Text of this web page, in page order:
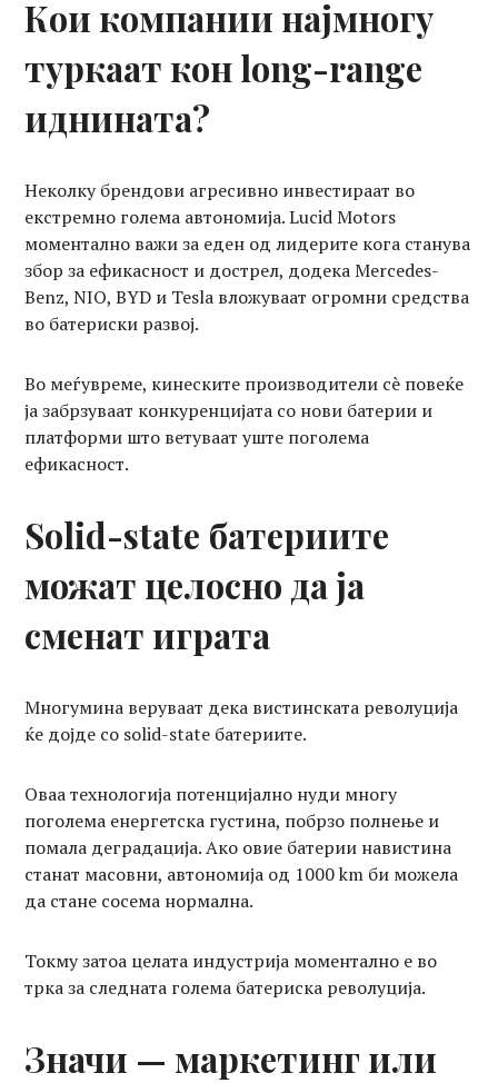
Кои компании најмногу
туркаат кон long-range
иднината?
Неколку брендови агресивно инвестираат во
екстремно голема автономија. Lucid Motors
моментално важи за еден од лидерите кога станува
збор за ефикасност и дострел, додека Mercedes-
Benz, NIO, BYD и Tesla вложуваат огромни средства
во батериски развој.
Во меѓувреме, кинеските производители сè повеќе
ја забрзуваат конкуренцијата со нови батерии и
платформи што ветуваат уште поголема
ефикасност.
Solid-state батериите
можат целосно да ја
сменат играта
Многумина веруваат дека вистинската револуција
ќе дојде со solid-state батериите.
Оваа технологија потенцијално нуди многу
поголема енергетска густина, побрзо полнење и
помала деградација. Ако овие батерии навистина
станат масовни, автономија од 1000 km би можела
да стане сосема нормална.
Токму затоа целата индустрија моментално е во
трка за следната голема батериска револуција.
Значи — маркетинг или